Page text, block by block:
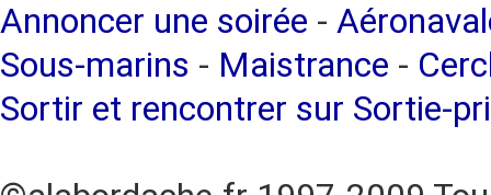
Annoncer une soirée -
Sous-marins - Maistrance -
Sortir et rencontrer sur Sortie-